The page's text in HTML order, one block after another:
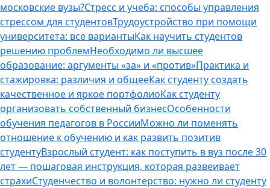
московские вузы?Стресс и учеба: способы управления
стрессом для студентовТрудоустройство при помощи
университета: все вариантыКак научить студентов
решению проблемНеобходимо ли высшее
образование: аргументы «за» и «против»Практика и
стажировка: различия и общееКак студенту создать
качественное и яркое портфолиоКак студенту
организовать собственный бизнесОсобенности
обучения педагогов в РоссииМожно ли поменять
отношение к обучению и как развить позитив
студентуВзрослый студент: как поступить в вуз после 30
лет — пошаговая инструкция, которая развеивает
страхиСтуденчество и волонтерство: нужно ли cтуденту